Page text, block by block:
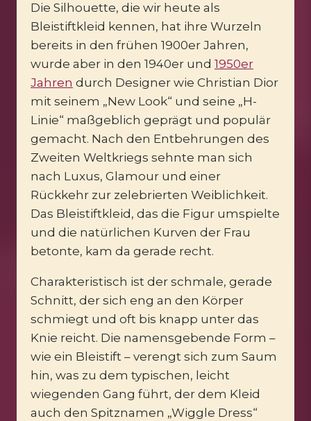
Die Silhouette, die wir heute als
Bleistiftkleid kennen, hat ihre Wurzeln
bereits in den frühen 1900er Jahren,
wurde aber in den 1940er und 1950er
Jahren durch Designer wie Christian Dior
mit seinem „New Look“ und seine „H-
Linie“ maßgeblich geprägt und populär
gemacht. Nach den Entbehrungen des
Zweiten Weltkriegs sehnte man sich
nach Luxus, Glamour und einer
Rückkehr zur zelebrierten Weiblichkeit.
Das Bleistiftkleid, das die Figur umspielte
und die natürlichen Kurven der Frau
betonte, kam da gerade recht.
Charakteristisch ist der schmale, gerade
Schnitt, der sich eng an den Körper
schmiegt und oft bis knapp unter das
Knie reicht. Die namensgebende Form –
wie ein Bleistift – verengt sich zum Saum
hin, was zu dem typischen, leicht
wiegenden Gang führt, der dem Kleid
auch den Spitznamen „Wiggle Dress“